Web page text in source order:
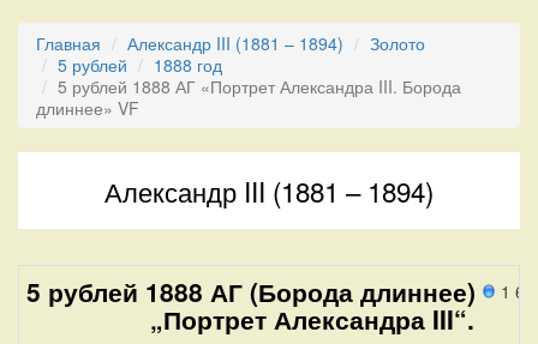
Главная Александр III (1881 – 1894)
Золото
5 рублей
1888 год
5 рублей 1888 АГ «Портрет Александра III. Борода
длиннее» VF
Александр III (1881 – 1894)
1
5 рублей 1888 АГ (Борода длиннее)
„Портрет Александра III“.